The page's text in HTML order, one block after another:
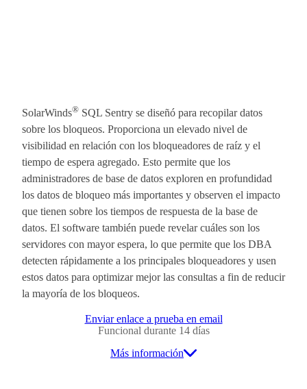
SolarWinds® SQL Sentry se diseñó para recopilar datos
sobre los bloqueos. Proporciona un elevado nivel de
visibilidad en relación con los bloqueadores de raíz y el
tiempo de espera agregado. Esto permite que los
administradores de base de datos exploren en profundidad
los datos de bloqueo más importantes y observen el impacto
que tienen sobre los tiempos de respuesta de la base de
datos. El software también puede revelar cuáles son los
servidores con mayor espera, lo que permite que los DBA
detecten rápidamente a los principales bloqueadores y usen
estos datos para optimizar mejor las consultas a fin de reducir
la mayoría de los bloqueos.
Enviar enlace a prueba en email
Funcional durante 14 días
Más información